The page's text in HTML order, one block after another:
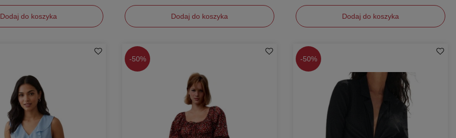
Dodaj do koszyka Dodaj do koszyka
XXS
Dodaj do koszyka
M
-50% -50%